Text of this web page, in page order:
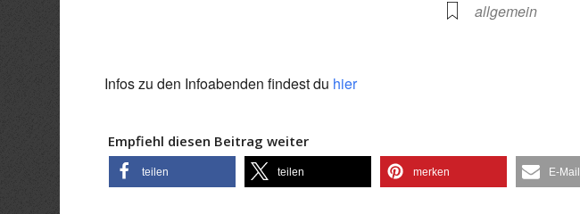
allgemein
Infos zu den Infoabenden findest du hier
Empfiehl diesen Beitrag weiter
teilen teilen merken E-Mail